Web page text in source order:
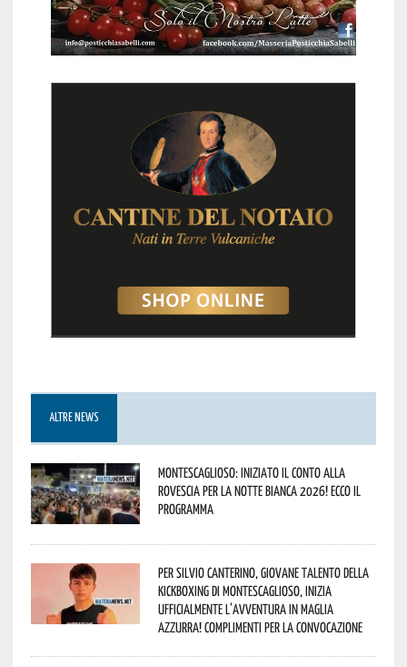
ALTRE NEWS
Montescaglioso: iniziato il conto alla
rovescia per la Notte Bianca 2026! Ecco il
programma
Per Silvio Canterino, giovane talento della
kickboxing di Montescaglioso, inizia
ufficialmente l’avventura in maglia
azzurra! Complimenti per la convocazione